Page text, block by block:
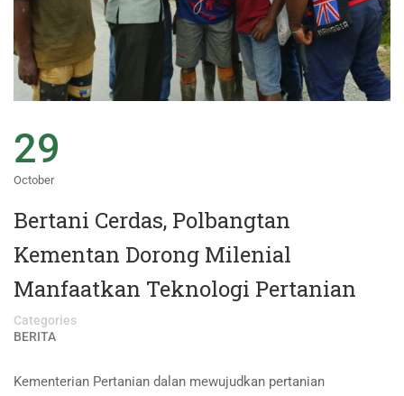
29
October
Bertani Cerdas, Polbangtan
Kementan Dorong Milenial
Manfaatkan Teknologi Pertanian
Categories
BERITA
Kementerian Pertanian dalan mewujudkan pertanian